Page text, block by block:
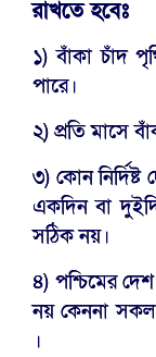
রাখতে হবেঃ
১) বাঁকা চাঁদ
পারে।
২) প্রতি মাসে
৩) কোন
একদিন বা
সঠিক নয়।
৪) পশ্চিমের
নয় কেননা
।